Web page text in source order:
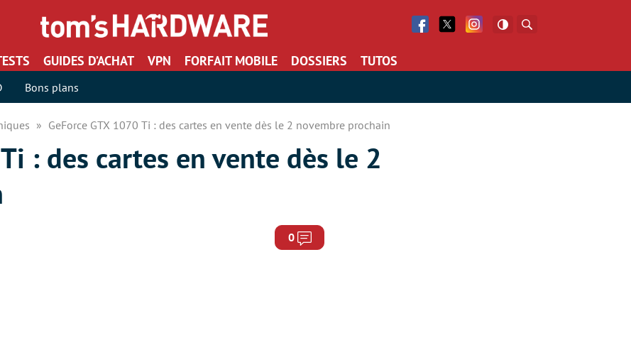
Facebook
Twitter Facebook
GUIDES D’ACHAT VPN FORFAIT MOBILE DOSSIERS TUTOS
Bons plans
GeForce GTX 1070 Ti : des cartes en vente dès le 2 novembre prochain
: des cartes en vente dès le 2
0 Commentaires